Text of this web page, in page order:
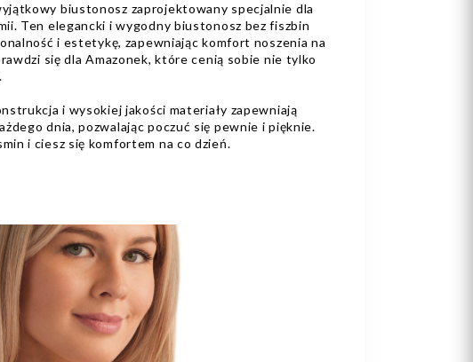
biustonosz zaprojektowany specjalnie dla
Ten elegancki i wygodny biustonosz bez fiszbin
i estetykę, zapewniając komfort noszenia na
się dla Amazonek, które cenią sobie nie tylko
i wysokiej jakości materiały zapewniają
dnia, pozwalając poczuć się pewnie i pięknie.
i ciesz się komfortem na co dzień.